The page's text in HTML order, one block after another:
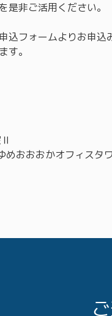
是非ご活用ください。
フォームよりお申込
す。
Ⅱ
おおおかオフィスタ